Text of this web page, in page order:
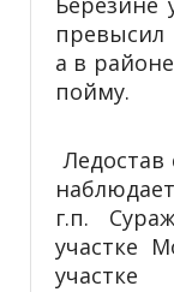
а в
пойму.
г.п.
участке